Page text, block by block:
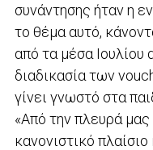
συνάντησης ήταν η
το θέμα αυτό,
από τα μέσα Ιουλίου
διαδικασία των
γίνει γνωστό στα
«Από την πλευρά μας
κανονιστικό